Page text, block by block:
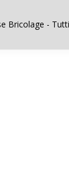
Bricolage -